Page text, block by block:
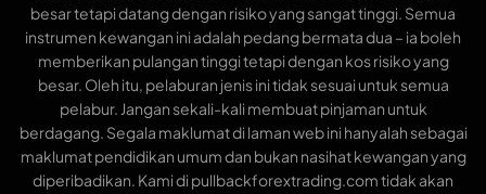
besar tetapi datang dengan risiko yang sangat tinggi. Semua
instrumen kewangan ini adalah pedang bermata dua – ia boleh
memberikan pulangan tinggi tetapi dengan kos risiko yang
besar. Oleh itu, pelaburan jenis ini tidak sesuai untuk semua
pelabur. Jangan sekali-kali membuat pinjaman untuk
berdagang. Segala maklumat di laman web ini hanyalah sebagai
maklumat pendidikan umum dan bukan nasihat kewangan yang
diperibadikan. Kami di pullbackforextrading.com tidak akan